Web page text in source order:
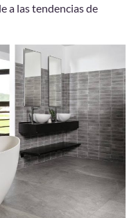
a las tendencias de